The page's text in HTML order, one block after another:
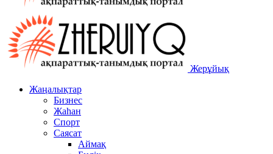
Жерұйық
Жаңалықтар
Бизнес
Жаһан
Спорт
Саясат
Аймақ